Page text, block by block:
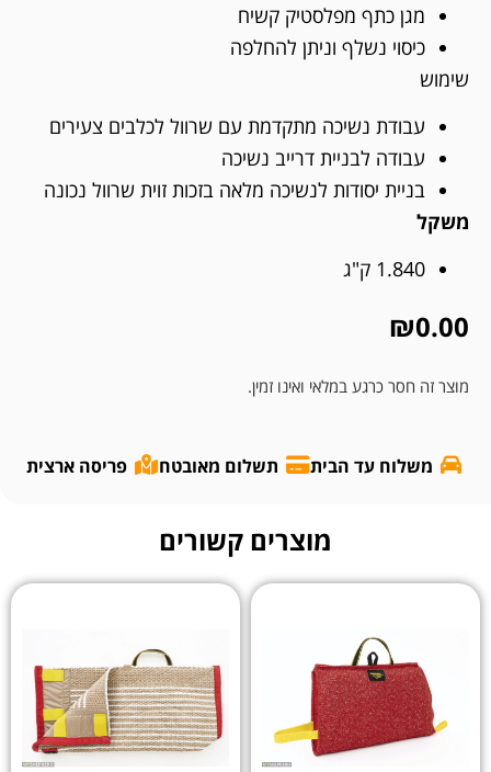
מגן כתף מפלסטיק קשיח
כיסוי נשלף וניתן להחלפה
שימוש
עבודת נשיכה מתקדמת עם שרוול לכלבים צעירים
עבודה לבניית דרייב נשיכה
בניית יסודות לנשיכה מלאה בזכות זוית שרוול נכונה
משקל
1.840 ק"ג
₪0.00
מוצר זה חסר כרגע במלאי ואינו זמין.
משלוח עד הבית תשלום מאובטח פריסה ארצית
מוצרים קשורים